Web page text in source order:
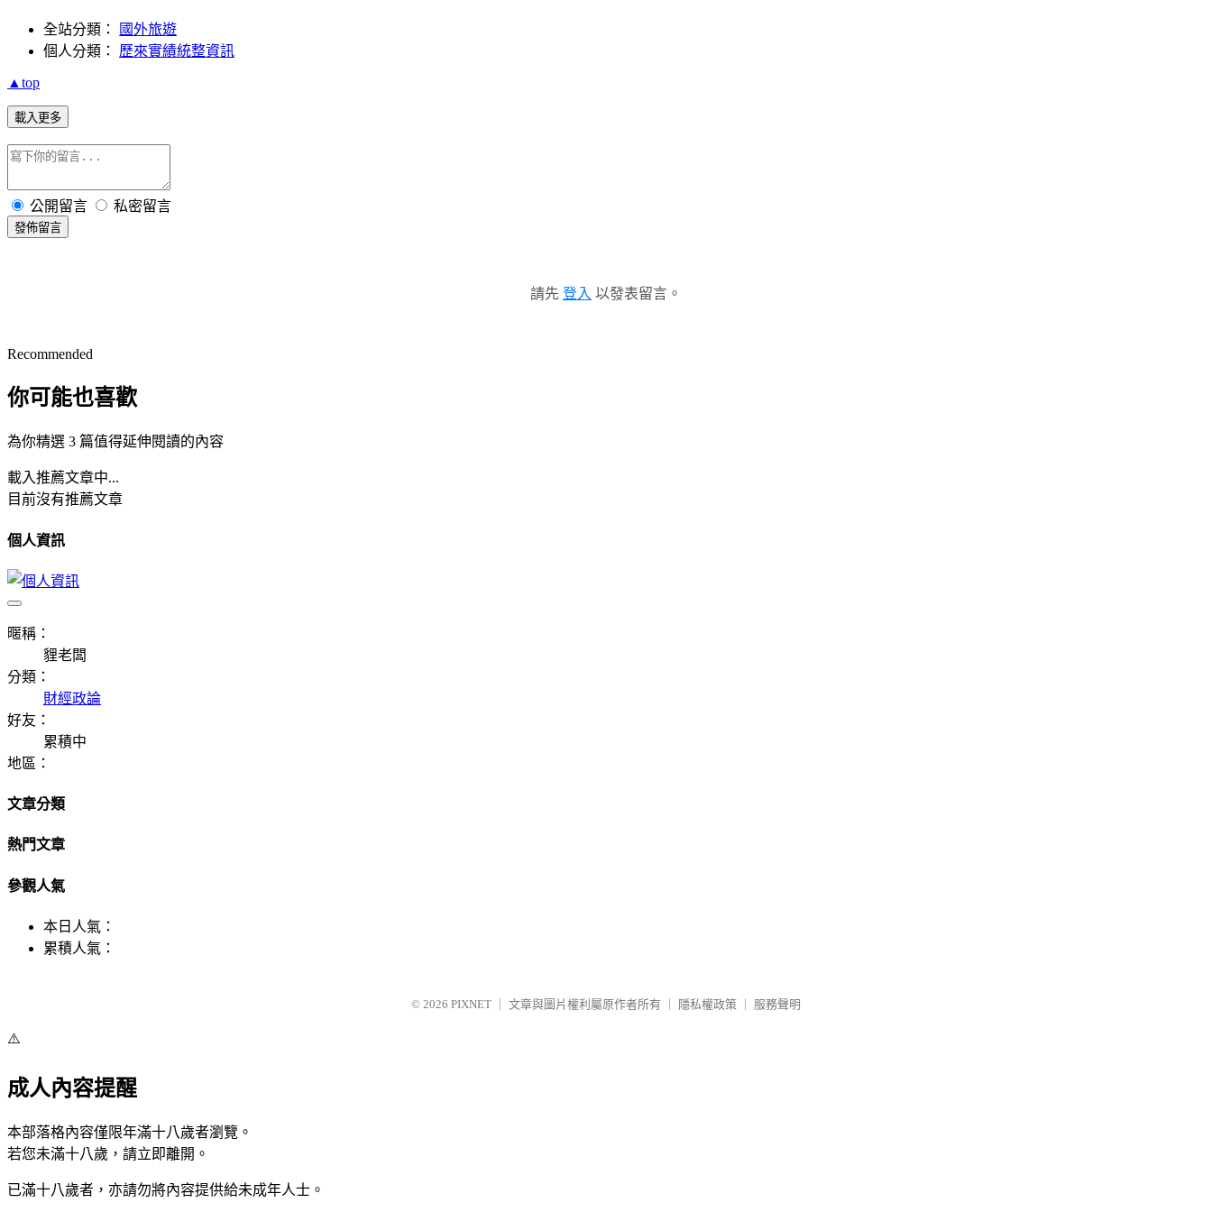
全站分類：
國外旅遊
個人分類： 歷來實績統整資訊
▲top
載入更多
公開留言 私密留言
發佈留言
請先 登入 以發表留言。
Recommended
你可能也喜歡
為你精選 3 篇值得延伸閱讀的內容
載入推薦文章中...
目前沒有推薦文章
個人資訊
暱稱：
貍老闆
分類：
財經政論
好友：
累積中
地區：
文章分類
熱門文章
參觀人氣
本日人氣：
累積人氣：
© 2026 PIXNET 文章與圖片權利屬原作者所有 隱私權政策 服務聲明
⚠️
成人內容提醒
本部落格內容僅限年滿十八歲者瀏覽。
若您未滿十八歲，請立即離開。
已滿十八歲者，亦請勿將內容提供給未成年人士。